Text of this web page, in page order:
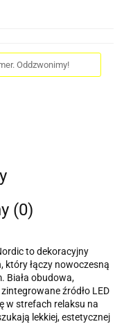
(0)
to dekoracyjny
który łączy nowoczesną
Biała obudowa,
źródło LED
w strefach relaksu na
lekkiej, estetycznej